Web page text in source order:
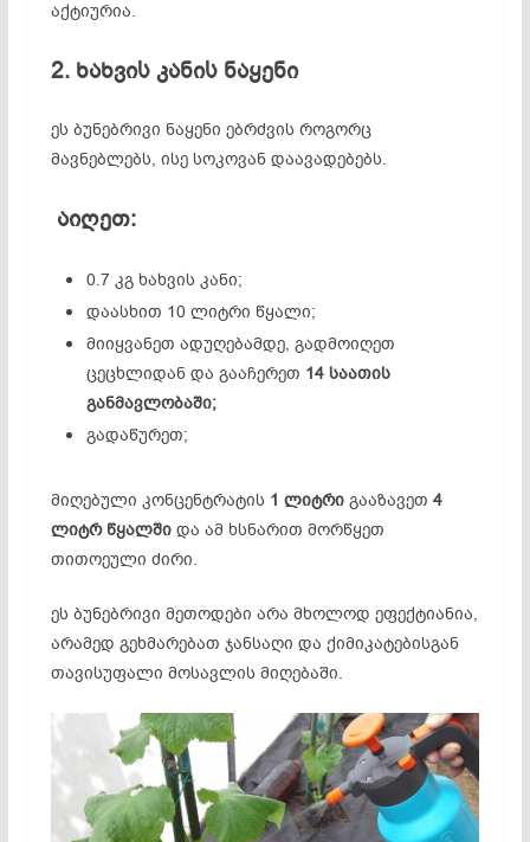
აქტიურია.
2. ხახვის კანის ნაყენი
ეს ბუნებრივი ნაყენი ებრძვის როგორც
მავნებლებს, ისე სოკოვან დაავადებებს.
აიღეთ:
0.7 კგ ხახვის კანი;
დაასხით 10 ლიტრი წყალი;
მიიყვანეთ ადუღებამდე, გადმოიღეთ
ცეცხლიდან და გააჩერეთ 14 საათის
განმავლობაში;
გადაწურეთ;
მიღებული კონცენტრატის 1 ლიტრიგააზავეთ 4
ლიტრ წყალშიდა ამ ხსნარით მორწყეთ
თითოეული ძირი.
ეს ბუნებრივი მეთოდები არა მხოლოდ ეფექტიანია,
არამედ გეხმარებათ ჯანსაღი და ქიმიკატებისგან
თავისუფალი მოსავლის მიღებაში.